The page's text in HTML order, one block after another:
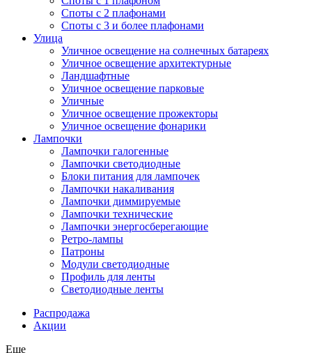
Споты с 2 плафонами
Споты с 3 и более плафонами
Улица
Уличное освещение на солнечных батареях
Уличное освещение архитектурные
Ландшафтные
Уличное освещение парковые
Уличные
Уличное освещение прожекторы
Уличное освещение фонарики
Лампочки
Лампочки галогенные
Лампочки светодиодные
Блоки питания для лампочек
Лампочки накаливания
Лампочки диммируемые
Лампочки технические
Лампочки энергосберегающие
Ретро-лампы
Патроны
Модули светодиодные
Профиль для ленты
Светодиодные ленты
Распродажа
Акции
Еще